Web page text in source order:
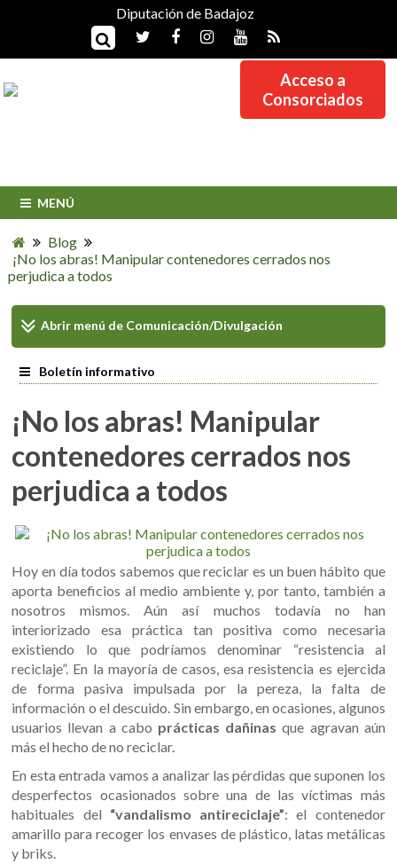
Diputación de Badajoz
Acceso a
Consorciados
MENÚ
Blog
¡No los abras! Manipular contenedores cerrados nos
perjudica a todos
¡No los abras! Manipular
contenedores cerrados nos
perjudica a todos
Hoy en día todos sabemos que reciclar es un buen hábito que
aporta beneficios al medio ambiente y, por tanto, también a
nosotros mismos. Aún así muchos todavía no han
interiorizado esa práctica tan positiva como necesaria
existiendo lo que podríamos denominar “resistencia al
reciclaje”. En la mayoría de casos, esa resistencia es ejercida
de forma pasiva impulsada por la pereza, la falta de
información o el descuido. Sin embargo, en ocasiones, algunos
usuarios llevan a cabo prácticas dañinas que agravan aún
más el hecho de no reciclar.
En esta entrada vamos a analizar las pérdidas que suponen los
desperfectos ocasionados sobre una de las víctimas más
habituales del “vandalismo antireciclaje”: el contenedor
amarillo para recoger los envases de plástico, latas metálicas
y briks.
Abrir menú de Comunicación/Divulgación
Boletín informativo